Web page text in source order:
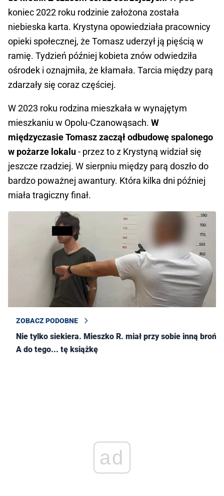
koniec 2022 roku rodzinie założona została
niebieska karta. Krystyna opowiedziała pracownicy
opieki społecznej, że Tomasz uderzył ją pięścią w
ramię. Tydzień później kobieta znów odwiedziła
ośrodek i oznajmiła, że kłamała. Tarcia między parą
zdarzały się coraz częściej.
W 2023 roku rodzina mieszkała w wynajętym
mieszkaniu w Opolu-Czanowąsach. W
międzyczasie Tomasz zaczął odbudowę spalonego
w pożarze lokalu- przez to z Krystyną widział się
jeszcze rzadziej. W sierpniu między parą doszło do
bardzo poważnej awantury. Która kilka dni później
miała tragiczny finał.
ZOBACZ PODOBNE
Nie tylko siekiera. Mieszko R. miał przy sobie inną broń.
A do tego... tę książkę
ad